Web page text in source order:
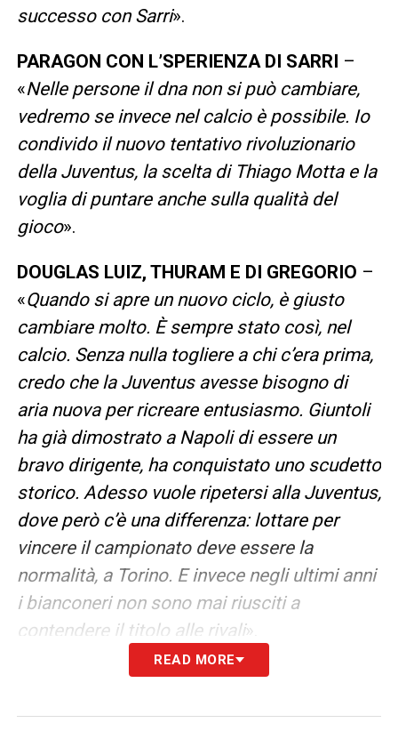
successo con Sarri».
PARAGON CON L’SPERIENZA DI SARRI –
«Nelle persone il dna non si può cambiare,
vedremo se invece nel calcio è possibile. Io
condivido il nuovo tentativo rivoluzionario
della Juventus, la scelta di Thiago Motta e la
voglia di puntare anche sulla qualità del
gioco».
DOUGLAS LUIZ, THURAM E DI GREGORIO –
«Quando si apre un nuovo ciclo, è giusto
cambiare molto. È sempre stato così, nel
calcio. Senza nulla togliere a chi c’era prima,
credo che la Juventus avesse bisogno di
aria nuova per ricreare entusiasmo. Giuntoli
ha già dimostrato a Napoli di essere un
bravo dirigente, ha conquistato uno scudetto
storico. Adesso vuole ripetersi alla Juventus,
dove però c’è una differenza: lottare per
vincere il campionato deve essere la
normalità, a Torino. E invece negli ultimi anni
i bianconeri non sono mai riusciti a
contendere il titolo alle rivali».
RAGGIUNGERE L’INTER– «E’ ancora troppo
READ MORE